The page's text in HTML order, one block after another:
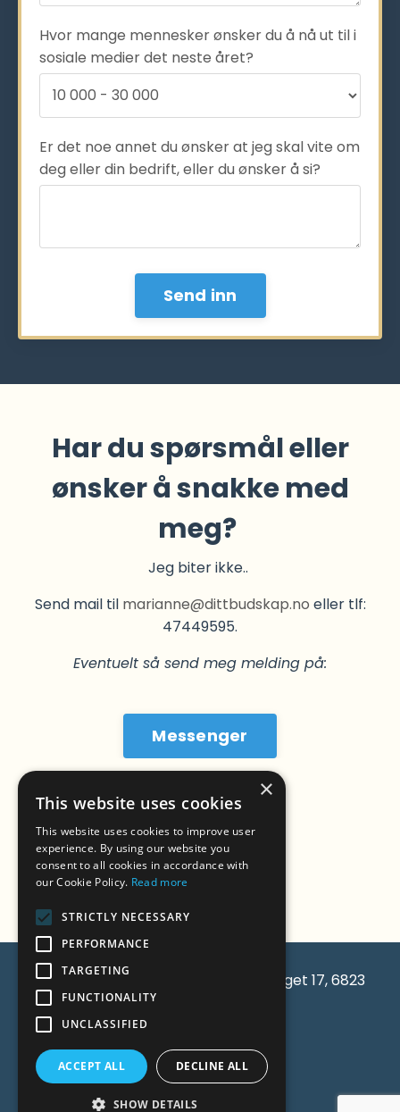
Hvor mange mennesker ønsker du å nå ut til i
sosiale medier det neste året?
Er det noe annet du ønsker at jeg skal vite om
deg eller din bedrift, eller du ønsker å si?
Send inn
Har du spørsmål eller
ønsker å snakke med
meg?
Jeg biter ikke..
Send mail til marianne@dittbudskap.no eller tlf:
47449595.
Eventuelt så send meg melding på:
Messenger
Whatsapp
Instagram
© 2026 Budskap AS. 933261174. Åsaberget 17, 6823
Sandane.
×
This website uses cookies
This website uses cookies to improve user
experience. By using our website you
consent to all cookies in accordance with
our Cookie Policy. Read more
STRICTLY NECESSARY
PERFORMANCE
TARGETING
FUNCTIONALITY
UNCLASSIFIED
ACCEPT ALL DECLINE ALL
SHOW DETAILS